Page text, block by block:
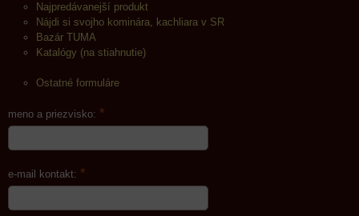
Najpredávanejší produkt
Nájdi si svojho kominára, kachliara v SR
Bazár TUMA
Katalógy (na stiahnutie)
Ostatné formuláre
meno a priezvisko: *
e-mail kontakt: *